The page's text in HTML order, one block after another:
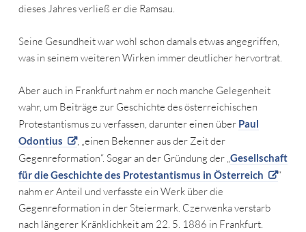
dieses Jahres verließ er die Ramsau.
Seine Gesundheit war wohl schon damals etwas angegriffen,
was in seinem weiteren Wirken immer deutlicher hervortrat.
Aber auch in Frankfurt nahm er noch manche Gelegenheit
wahr, um Beiträge zur Geschichte des österreichischen
Protestantismus zu verfassen, darunter einen über Paul
Odontius
, „einen Bekenner aus der Zeit der
Gegenreformation“. Sogar an der Gründung der „Gesellschaft
für die Geschichte des Protestantismus in Österreich
“
nahm er Anteil und verfasste ein Werk über die
Gegenreformation in der Steiermark. Czerwenka verstarb
nach längerer Kränklichkeit am 22. 5. 1886 in Frankfurt.